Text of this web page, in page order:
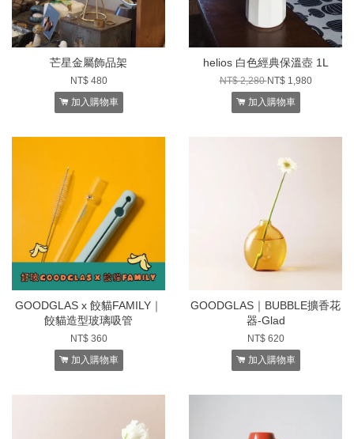
芒星金屬飾品架
NT$ 480
加入購物車
helios 白色經典保溫壺 1L
NT$ 2,280NT$ 1,980
加入購物車
GOODGLAS x 餃貓FAMILY｜
餃貓造型玻璃吸管
NT$ 360
加入購物車
GOODGLAS｜BUBBLE擴香花
器-Glad
NT$ 620
加入購物車